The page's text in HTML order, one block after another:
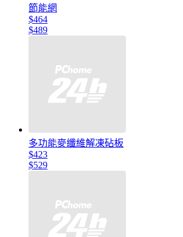
節能網
$464
$489
多功能麥纖維解凍砧板
$423
$529